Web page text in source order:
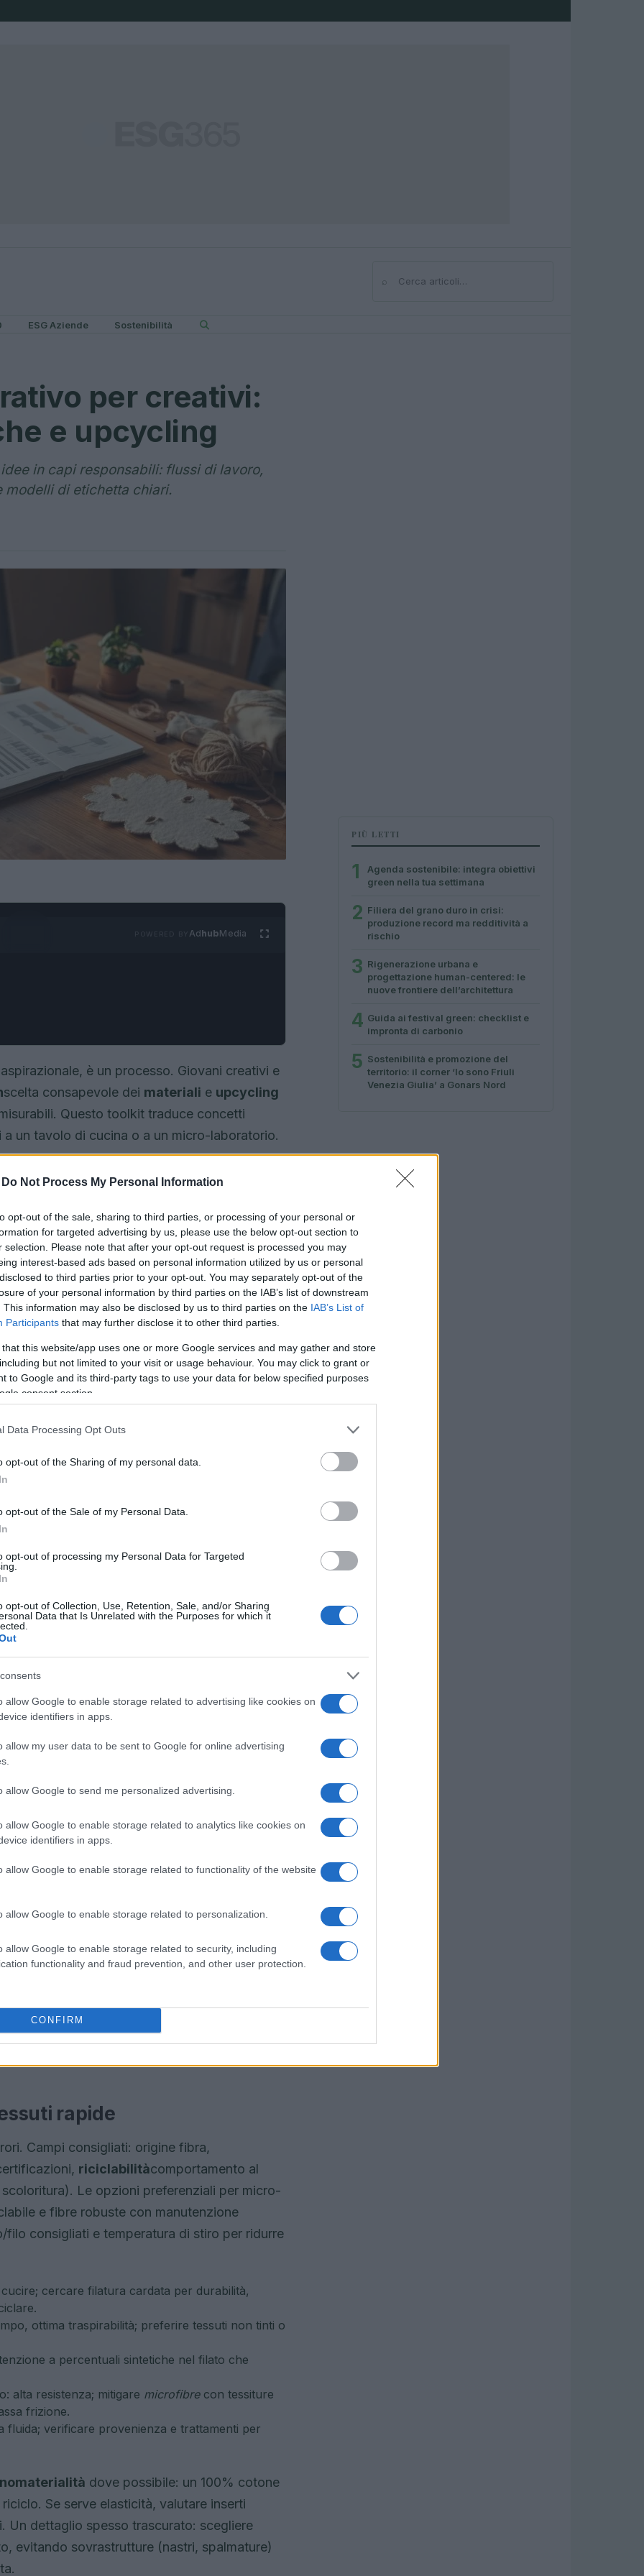
Do Not Process My Personal Information
opt-out of the sale, sharing to third parties, or processing of your personal or
for targeted advertising by us, please use the below opt-out section to
selection. Please note that after your opt-out request is processed you may
interest-based ads based on personal information utilized by us or personal
to third parties prior to your opt-out. You may separately opt-out of the
of your personal information by third parties on the IAB’s list of downstream
This information may also be disclosed by us to third parties on the IAB’s List of
Participants that may further disclose it to other third parties.
that this website/app uses one or more Google services and may gather and store
but not limited to your visit or usage behaviour. You may click to grant or
to Google and its third-party tags to use your data for below specified purposes
consent section.
Data Processing Opt Outs
opt-out of the Sharing of my personal data.
opt-out of the Sale of my Personal Data.
opt-out of processing my Personal Data for Targeted
opt-out of Collection, Use, Retention, Sale, and/or Sharing
Data that Is Unrelated with the Purposes for which it
allow Google to enable storage related to advertising like cookies on
identifiers in apps.
allow my user data to be sent to Google for online advertising
allow Google to send me personalized advertising.
allow Google to enable storage related to analytics like cookies on
identifiers in apps.
allow Google to enable storage related to functionality of the website
allow Google to enable storage related to personalization.
allow Google to enable storage related to security, including
functionality and fraud prevention, and other user protection.
CONFIRM
⌕Cerca
ESG Aziende Sostenibilità
per creativi:
e upcycling
in capi responsabili: flussi di lavoro,
modelli di etichetta chiari.
AdhubMedia
è un processo. Giovani creativi e
scelta consapevole dei materiali e upcycling
Questo toolkit traduce concetti
un tavolo di cucina o a un micro-laboratorio.
con criteri di
trasparente pronto all’uso. Meno retorica, più
coerenti con budget ridotti.
prototipo circolare
Struttura consigliata in sei fasi: 1)
5)Validazionesu comfort, riparabilità e
con scheda tecnica sintetica. In ogni fase,
Si può smontare? Il tessuto è
su impattocosto
standard; tabella di taglio con
un documento leggero: una pagina
La regola d’oro: spostare a monte le
fin dall’idea.
rapide
Campi consigliati: origine fibra,
riciclabilitàcomportamento al
Le opzioni preferenziali per micro-
e fibre robuste con manutenzione
filo consigliati e temperatura di stiro per ridurre
cercare filatura cardata per durabilità,
ottima traspirabilità; preferire tessuti non tinti o
a percentuali sintetiche nel filato che
alta resistenza; mitigare microfibrecon tessiture
frizione.
fluida; verificare provenienza e trattamenti per
dove possibile: un 100% cotone
Se serve elasticità, valutare inserti
Un dettaglio spesso trascurato: scegliere
evitando sovrastrutture (nastri, spalmature)
PIÙ LETTI
1
Agenda sostenibile: integra obiettivi
green nella tua settimana
2 Filiera del grano duro in crisi:
produzione record ma redditività a
rischio
3 Rigenerazione urbana e
progettazione human-centered: le
nuove frontiere dell’architettura
4 Guida ai festival green: checklist e
impronta di carbonio
5 Sostenibilità e promozione del
territorio: il corner ‘Io sono Friuli
Venezia Giulia’ a Gonars Nord